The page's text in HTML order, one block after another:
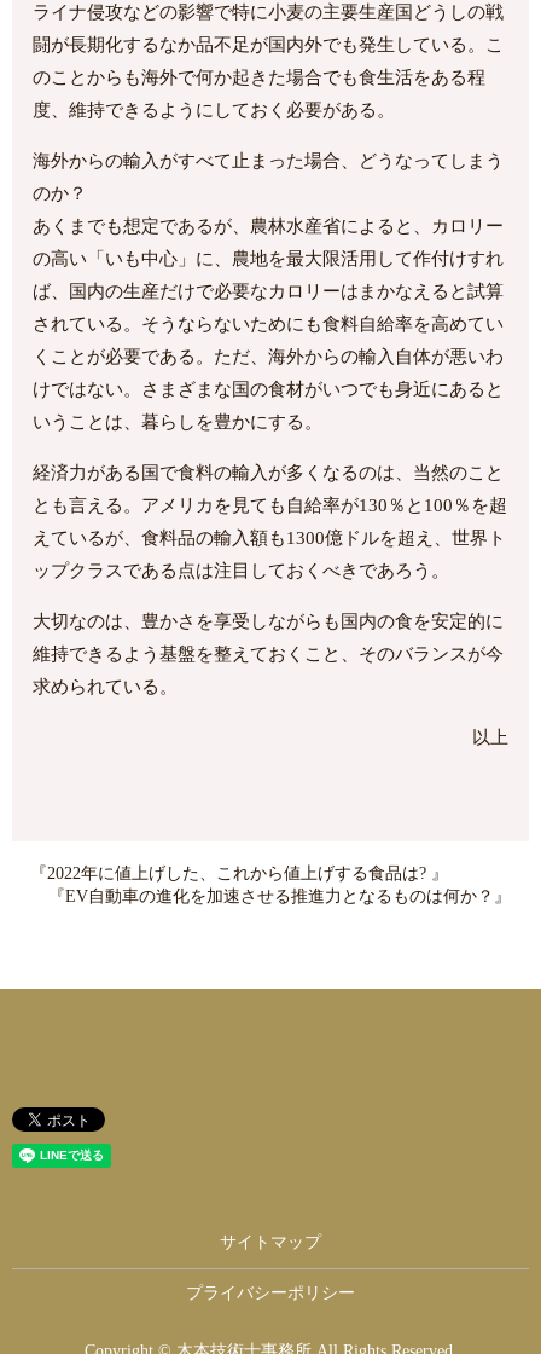
ライナ侵攻などの影響で特に小麦の主要生産国どうしの戦
闘が長期化するなか品不足が国内外でも発生している。こ
のことからも海外で何か起きた場合でも食生活をある程
度、維持できるようにしておく必要がある。
海外からの輸入がすべて止まった場合、どうなってしまう
のか？
あくまでも想定であるが、農林水産省によると、カロリー
の高い「いも中心」に、農地を最大限活用して作付けすれ
ば、国内の生産だけで必要なカロリーはまかなえると試算
されている。そうならないためにも食料自給率を高めてい
くことが必要である。ただ、海外からの輸入自体が悪いわ
けではない。さまざまな国の食材がいつでも身近にあると
いうことは、暮らしを豊かにする。
経済力がある国で食料の輸入が多くなるのは、当然のこと
とも言える。アメリカを見ても自給率が130％と100％を超
えているが、食料品の輸入額も1300億ドルを超え、世界ト
ップクラスである点は注目しておくべきであろう。
大切なのは、豊かさを享受しながらも国内の食を安定的に
維持できるよう基盤を整えておくこと、そのバランスが今
求められている。
以上
『2022年に値上げした、これから値上げする食品は? 』
『EV自動車の進化を加速させる推進力となるものは何か？』
サイトマップ
プライバシーポリシー